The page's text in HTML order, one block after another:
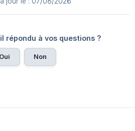
répondu à vos questions ?
Oui Non